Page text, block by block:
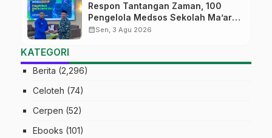
Respon Tantangan Zaman, 100
Pengelola Medsos Sekolah Ma’arif
Pekalongan Ikuti Pelatihan Literasi
calendar_monthSen, 3 Agu 2026
KATEGORI
Berita (2,296)
Celoteh (74)
Cerpen (52)
Ebooks (101)